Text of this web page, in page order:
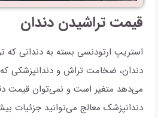
قیمت تراشیدن دندان
استریپ ارتودنسی بسته به دندانی که
دندان، ضخامت تراش و دندانپزشکی
می‌دهد متغیر است و نمی‌توان قیمت
دندانپزشک معالج می‌توانید جزئیات